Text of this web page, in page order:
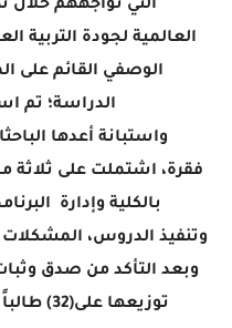
التي تواجههم خلال
العالمية لجودة التربية
الوصفي القائم على
الدراسة؛ تم
فقرة، اشتملت على ثلاثة
بالكلية وإدارة
وتنفيذ الدروس، المشكلات
وبعد التأكد من صدق
توزيعها